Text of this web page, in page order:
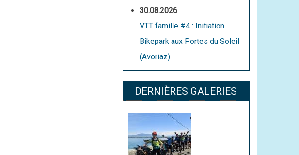
30.08.2026
VTT famille #4 : Initiation
Bikepark aux Portes du Soleil
(Avoriaz)
DERNIÈRES GALERIES